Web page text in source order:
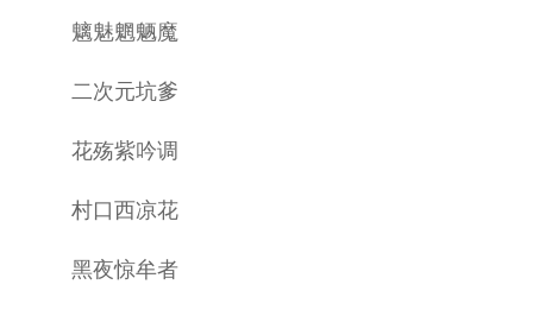
魑魅魍魉魔
二次元坑爹
花殇紫吟调
村口西凉花
黑夜惊牟者